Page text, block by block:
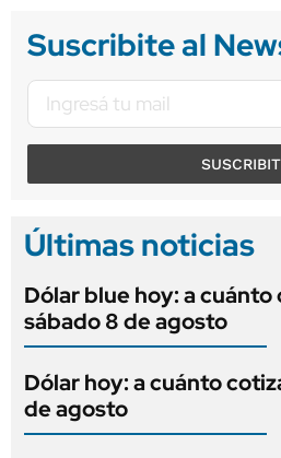
Suscribite al
Últimas noticias
Dólar blue hoy: a cuánto
sábado 8 de agosto
Dólar hoy: a cuánto
de agosto